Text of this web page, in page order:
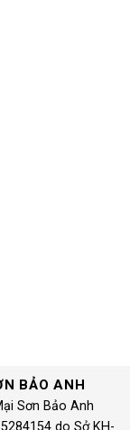
BẢO ANH
Sơn Bảo Anh